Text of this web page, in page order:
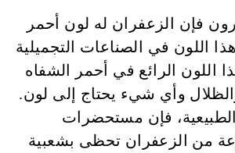
فإن الزعفران له لون أحمر
اللون في الصناعات التجميلية
اللون الرائع في أحمر الشفاه
وأي شيء يحتاج إلى لون.
فإن مستحضرات
من الزعفران تحظى بشعبية